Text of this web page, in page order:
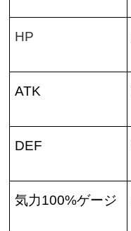
HP
ATK
DEF
気力100%ゲージ